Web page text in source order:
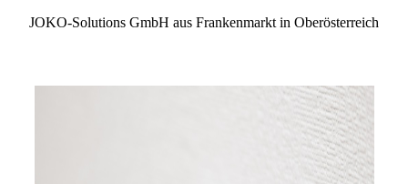
JOKO-Solutions GmbH aus Frankenmarkt in Oberösterreich